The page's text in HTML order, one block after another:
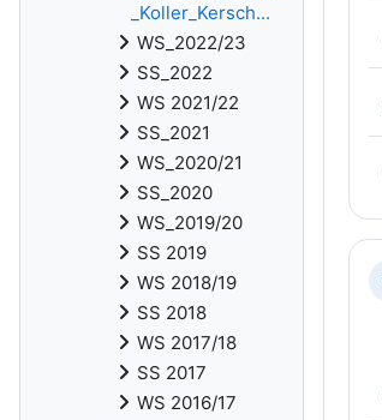
_Koller_Kersch...
WS_2022/23
SS_2022
WS 2021/22
SS_2021
WS_2020/21
SS_2020
WS_2019/20
SS 2019
WS 2018/19
SS 2018
WS 2017/18
SS 2017
WS 2016/17